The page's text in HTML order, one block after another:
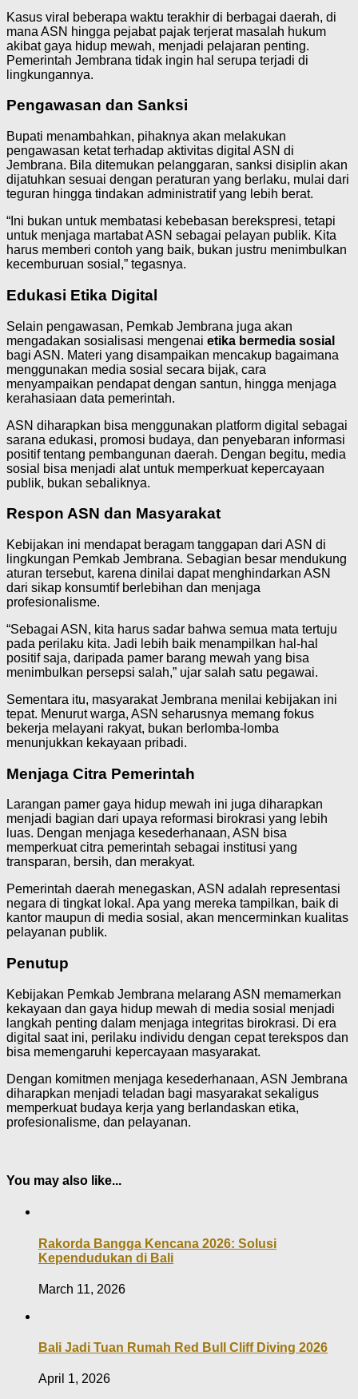
Kasus viral beberapa waktu terakhir di berbagai daerah, di
mana ASN hingga pejabat pajak terjerat masalah hukum
akibat gaya hidup mewah, menjadi pelajaran penting.
Pemerintah Jembrana tidak ingin hal serupa terjadi di
lingkungannya.
Pengawasan dan Sanksi
Bupati menambahkan, pihaknya akan melakukan
pengawasan ketat terhadap aktivitas digital ASN di
Jembrana. Bila ditemukan pelanggaran, sanksi disiplin akan
dijatuhkan sesuai dengan peraturan yang berlaku, mulai dari
teguran hingga tindakan administratif yang lebih berat.
“Ini bukan untuk membatasi kebebasan berekspresi, tetapi
untuk menjaga martabat ASN sebagai pelayan publik. Kita
harus memberi contoh yang baik, bukan justru menimbulkan
kecemburuan sosial,” tegasnya.
Edukasi Etika Digital
Selain pengawasan, Pemkab Jembrana juga akan
mengadakan sosialisasi mengenai etika bermedia sosial
bagi ASN. Materi yang disampaikan mencakup bagaimana
menggunakan media sosial secara bijak, cara
menyampaikan pendapat dengan santun, hingga menjaga
kerahasiaan data pemerintah.
ASN diharapkan bisa menggunakan platform digital sebagai
sarana edukasi, promosi budaya, dan penyebaran informasi
positif tentang pembangunan daerah. Dengan begitu, media
sosial bisa menjadi alat untuk memperkuat kepercayaan
publik, bukan sebaliknya.
Respon ASN dan Masyarakat
Kebijakan ini mendapat beragam tanggapan dari ASN di
lingkungan Pemkab Jembrana. Sebagian besar mendukung
aturan tersebut, karena dinilai dapat menghindarkan ASN
dari sikap konsumtif berlebihan dan menjaga
profesionalisme.
“Sebagai ASN, kita harus sadar bahwa semua mata tertuju
pada perilaku kita. Jadi lebih baik menampilkan hal-hal
positif saja, daripada pamer barang mewah yang bisa
menimbulkan persepsi salah,” ujar salah satu pegawai.
Sementara itu, masyarakat Jembrana menilai kebijakan ini
tepat. Menurut warga, ASN seharusnya memang fokus
bekerja melayani rakyat, bukan berlomba-lomba
menunjukkan kekayaan pribadi.
Menjaga Citra Pemerintah
Larangan pamer gaya hidup mewah ini juga diharapkan
menjadi bagian dari upaya reformasi birokrasi yang lebih
luas. Dengan menjaga kesederhanaan, ASN bisa
memperkuat citra pemerintah sebagai institusi yang
transparan, bersih, dan merakyat.
Pemerintah daerah menegaskan, ASN adalah representasi
negara di tingkat lokal. Apa yang mereka tampilkan, baik di
kantor maupun di media sosial, akan mencerminkan kualitas
pelayanan publik.
Penutup
Kebijakan Pemkab Jembrana melarang ASN memamerkan
kekayaan dan gaya hidup mewah di media sosial menjadi
langkah penting dalam menjaga integritas birokrasi. Di era
digital saat ini, perilaku individu dengan cepat terekspos dan
bisa memengaruhi kepercayaan masyarakat.
Dengan komitmen menjaga kesederhanaan, ASN Jembrana
diharapkan menjadi teladan bagi masyarakat sekaligus
memperkuat budaya kerja yang berlandaskan etika,
profesionalisme, dan pelayanan.
You may also like...
Rakorda Bangga Kencana 2026: Solusi
Kependudukan di Bali
March 11, 2026
Bali Jadi Tuan Rumah Red Bull Cliff Diving 2026
April 1, 2026